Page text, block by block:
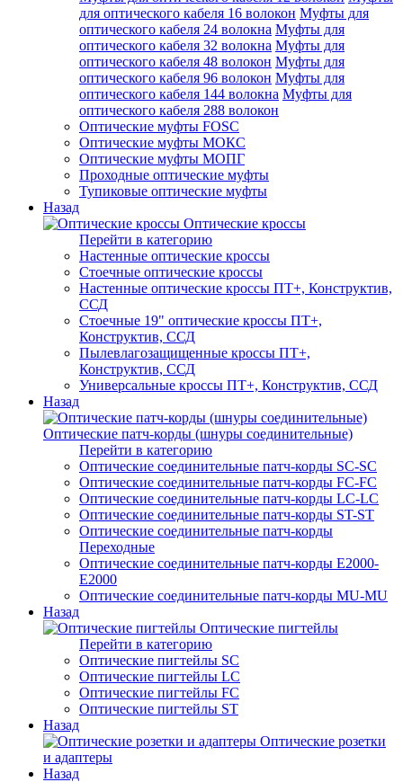
для оптического кабеля 16 волокон Муфты для
оптического кабеля 24 волокна Муфты для
оптического кабеля 32 волокна Муфты для
оптического кабеля 48 волокон Муфты для
оптического кабеля 96 волокон Муфты для
оптического кабеля 144 волокна Муфты для
оптического кабеля 288 волокон
Оптические муфты FOSC
Оптические муфты МОКС
Оптические муфты МОПГ
Проходные оптические муфты
Тупиковые оптические муфты
Назад
Оптические кроссы
Перейти в категорию
Настенные оптические кроссы
Стоечные оптические кроссы
Настенные оптические кроссы ПТ+, Конструктив,
ССД
Стоечные 19" оптические кроссы ПТ+,
Конструктив, ССД
Пылевлагозащищенные кроссы ПТ+,
Конструктив, ССД
Универсальные кроссы ПТ+, Конструктив, ССД
Назад
Оптические патч-корды (шнуры соединительные)
Перейти в категорию
Оптические соединительные патч-корды SC-SC
Оптические соединительные патч-корды FC-FC
Оптические соединительные патч-корды LC-LC
Оптические соединительные патч-корды ST-ST
Оптические соединительные патч-корды
Переходные
Оптические соединительные патч-корды E2000-
E2000
Оптические соединительные патч-корды MU-MU
Назад
Оптические пигтейлы
Перейти в категорию
Оптические пигтейлы SC
Оптические пигтейлы LC
Оптические пигтейлы FC
Оптические пигтейлы ST
Назад
Оптические розетки
и адаптеры
Назад